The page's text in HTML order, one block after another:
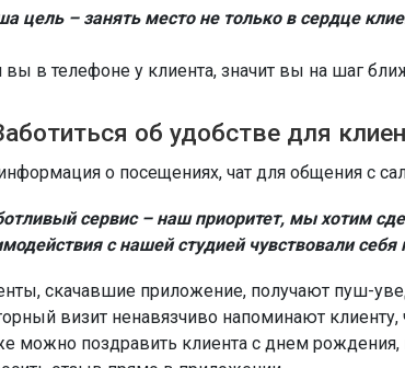
цель – занять место не только в сердце
вы в телефоне у клиента, значит вы на шаг
об удобстве для
о посещениях, чат для общения с
сервис – наш приоритет, мы хотим
с нашей студией чувствовали
скачавшие приложение, получают пуш-
визит ненавязчиво напоминают
можно поздравить клиента с днем